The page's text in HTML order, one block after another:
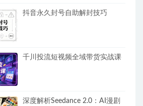
抖音永久封号自助解封技巧
千川投流短视频全域带货实战课
深度解析Seedance 2.0：AI漫剧